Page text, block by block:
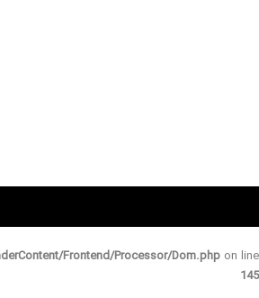
Frontend/Processor/Dom.php on line
145